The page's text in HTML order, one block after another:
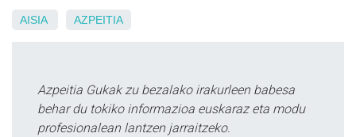
AISIA AZPEITIA
Azpeitia Gukak zu bezalako irakurleen babesa
behar du tokiko informazioa euskaraz eta modu
profesionalean lantzen jarraitzeko.